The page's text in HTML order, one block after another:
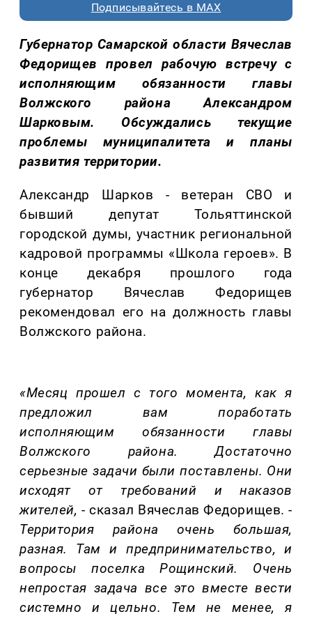
Подписывайтесь в MAX
Губернатор Самарской области Вячеслав
Федорищев провел рабочую встречу с
исполняющим обязанностиглавы
Волжского районаАлександром
Шарковым. Обсуждались текущие
проблемы муниципалитета ипланы
развития территории.
Александр Шарков - ветеран СВО и
бывший депутат
Тольяттинской
городской думы, участник региональной
кадровой программы «Школа героев». В
конце декабря прошлого года
губернатор Вячеслав Федорищев
рекомендовал его на должность главы
Волжского района.
«Месяц прошел с того момента, как я
предложил вам поработать
исполняющим обязанности главы
Волжского района. Достаточно
серьезные задачи были поставлены. Они
исходят от требований инаказов
жителей, - сказал Вячеслав Федорищев. -
Территория района очень большая,
разная. Там и предпринимательство,
и
вопросыпоселкаРощинский. Очень
непростая задача все это вместе вести
системно ицельно. Тем не менее, я